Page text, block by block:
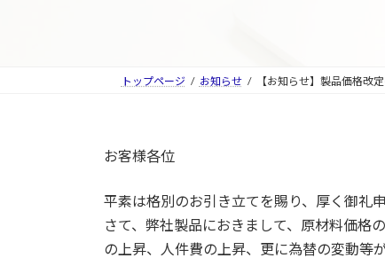
トップページ お知らせ 【お知らせ】製品価格改
お客様各位
平素は格別のお引き立てを賜り、厚く御礼申
さて、弊社製品におきまして、原材料価格
の上昇、人件費の上昇、更に為替の変動等